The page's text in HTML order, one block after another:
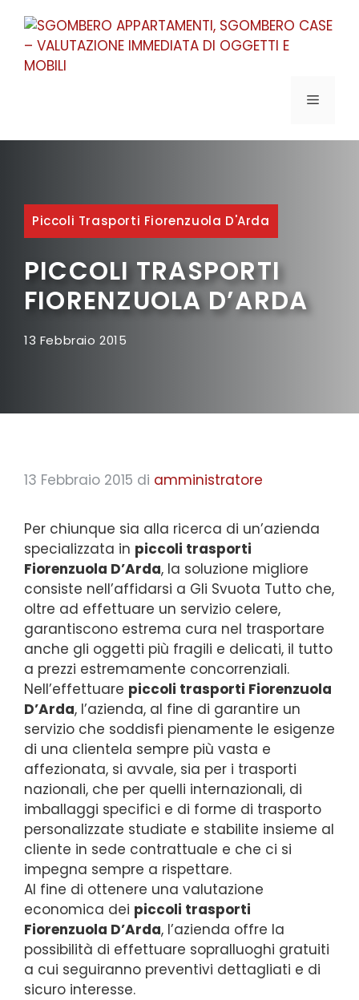
contenuto
MENU
Piccoli Trasporti Fiorenzuola D'Arda
PICCOLI TRASPORTI
FIORENZUOLA D’ARDA
13 Febbraio 2015
13 Febbraio 2015 di amministratore
Per chiunque sia alla ricerca di un’azienda
specializzata in piccoli trasporti
Fiorenzuola D’Arda, la soluzione migliore
consiste nell’affidarsi a Gli Svuota Tutto che,
oltre ad effettuare un servizio celere,
garantiscono estrema cura nel trasportare
anche gli oggetti più fragili e delicati, il tutto
a prezzi estremamente concorrenziali.
Nell’effettuare piccoli trasporti Fiorenzuola
D’Arda, l’azienda, al fine di garantire un
servizio che soddisfi pienamente le esigenze
di una clientela sempre più vasta e
affezionata, si avvale, sia per i trasporti
nazionali, che per quelli internazionali, di
imballaggi specifici e di forme di trasporto
personalizzate studiate e stabilite insieme al
cliente in sede contrattuale e che ci si
impegna sempre a rispettare.
Al fine di ottenere una valutazione
economica dei piccoli trasporti
Fiorenzuola D’Arda, l’azienda offre la
possibilità di effettuare sopralluoghi gratuiti
a cui seguiranno preventivi dettagliati e di
sicuro interesse.